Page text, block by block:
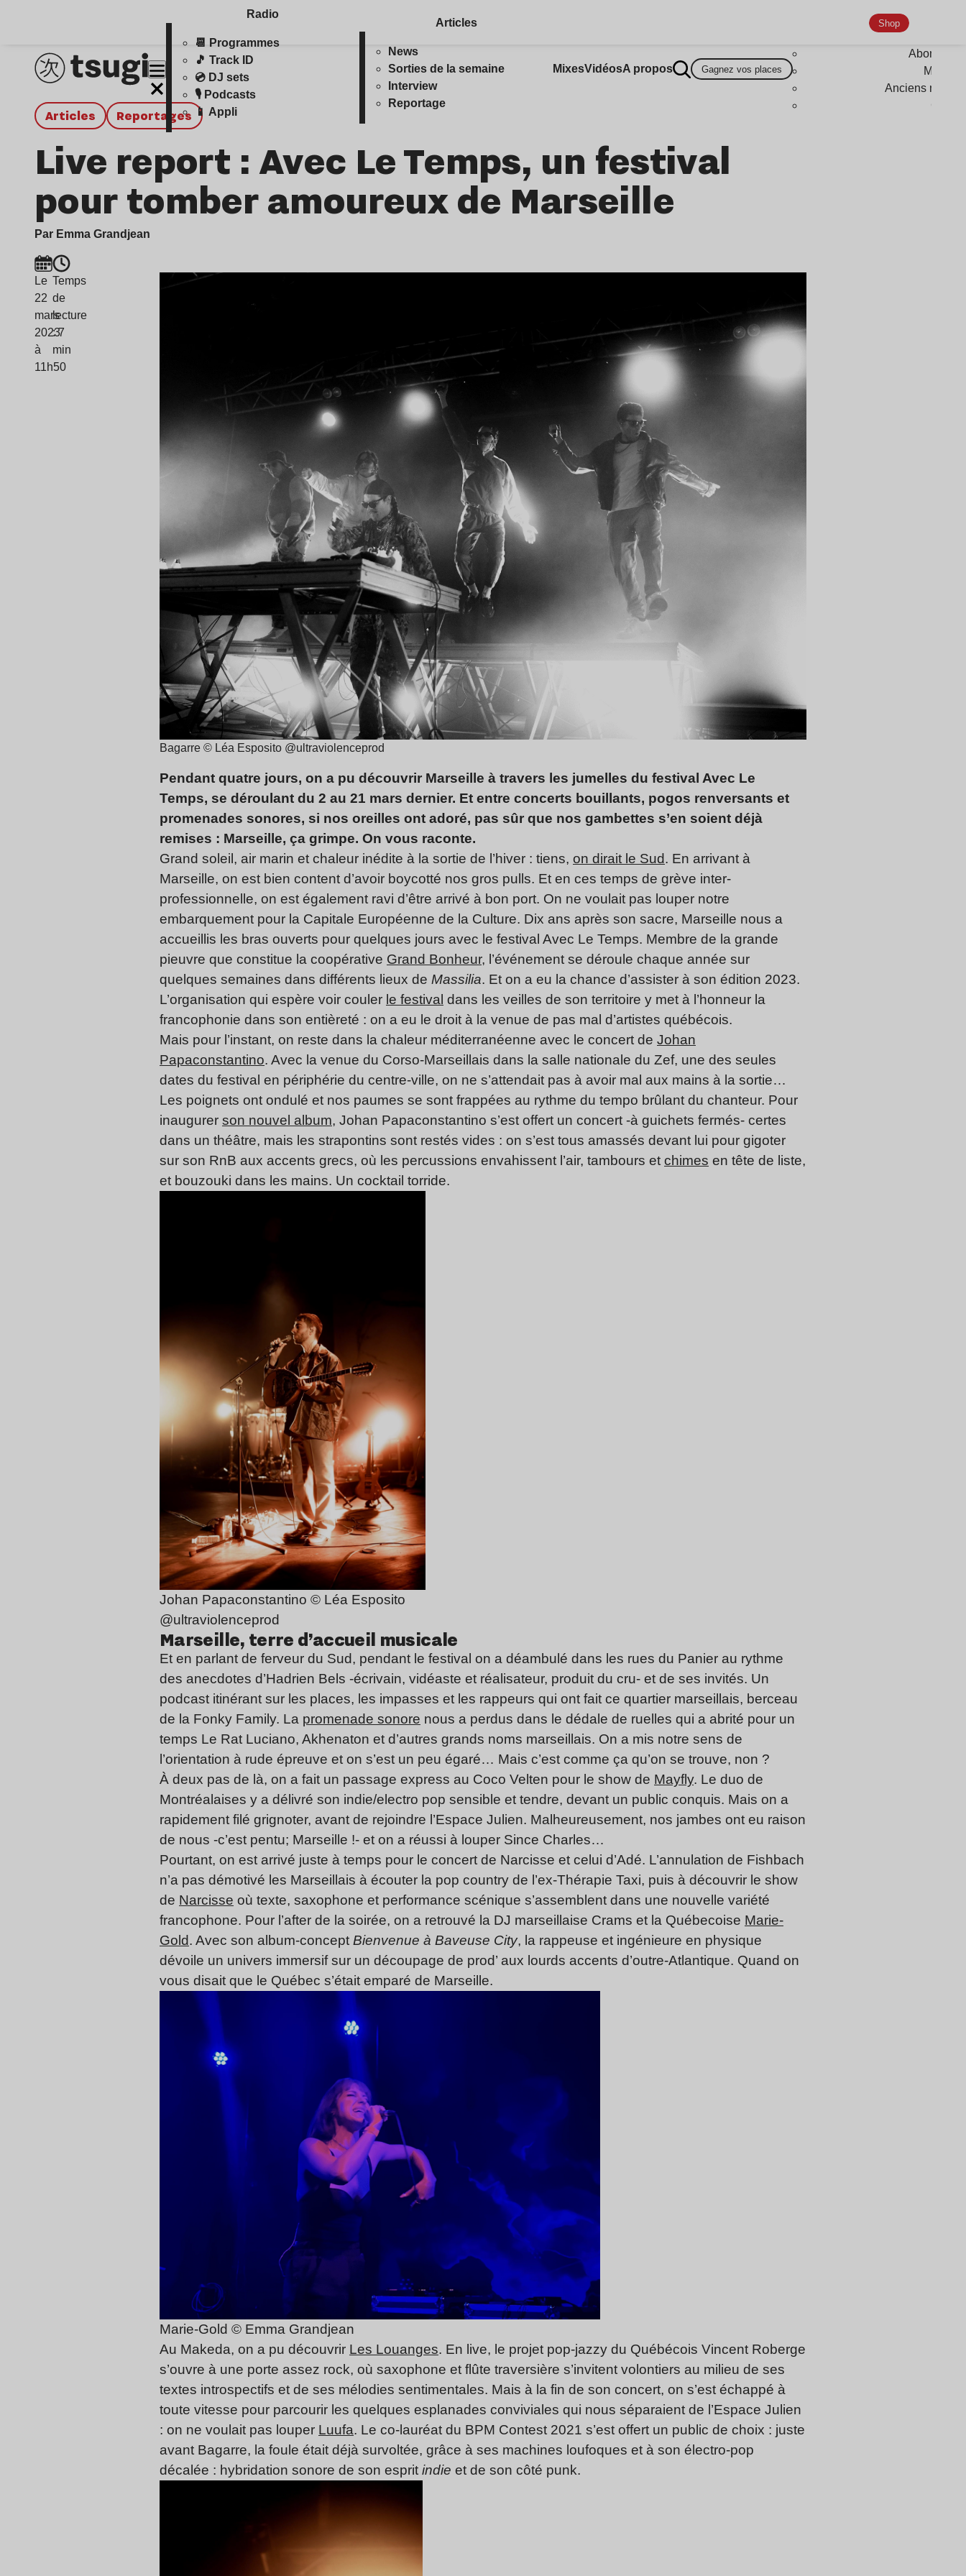
Radio
📆 Programmes
🎵 Track ID
💿 DJ sets
🎙️ Podcasts
📱 Appli
Articles
News
Sorties de la semaine
Interview
Reportage
MixesVidéosA propos Gagnez vos places
Shop
Anciens
Articles Reportages
Live report : Avec Le Temps, un festival
pour tomber amoureux de Marseille
Par Emma Grandjean
Le
22
mars
2023
à
11h50
Temps
de
lecture
: 7
min
Bagarre © Léa Esposito @ultraviolenceprod
Pendant quatre jours, on a pu découvrir Marseille à travers les jumelles du festival Avec Le
Temps, se déroulant du 2 au 21 mars dernier. Et entre concerts bouillants, pogos renversants et
promenades sonores, si nos oreilles ont adoré, pas sûr que nos gambettes s’en soient déjà
remises : Marseille, ça grimpe. On vous raconte.
Grand soleil, air marin et chaleur inédite à la sortie de l’hiver : tiens, on dirait le Sud. En arrivant à
Marseille, on est bien content d’avoir boycotté nos gros pulls. Et en ces temps de grève inter-
professionnelle, on est également ravi d’être arrivé à bon port. On ne voulait pas louper notre
embarquement pour la Capitale Européenne de la Culture. Dix ans après son sacre, Marseille nous a
accueillis les bras ouverts pour quelques jours avec le festival Avec Le Temps. Membre de la grande
pieuvre que constitue la coopérative Grand Bonheur, l’événement se déroule chaque année sur
quelques semaines dans différents lieux de Massilia. Et on a eu la chance d’assister à son édition 2023.
L’organisation qui espère voir couler le festival dans les veilles de son territoire y met à l’honneur la
francophonie dans son entièreté : on a eu le droit à la venue de pas mal d’artistes québécois.
Mais pour l’instant, on reste dans la chaleur méditerranéenne avec le concert de Johan
Papaconstantino. Avec la venue du Corso-Marseillais dans la salle nationale du Zef, une des seules
dates du festival en périphérie du centre-ville, on ne s’attendait pas à avoir mal aux mains à la sortie…
Les poignets ont ondulé et nos paumes se sont frappées au rythme du tempo brûlant du chanteur. Pour
inaugurer son nouvel album, Johan Papaconstantino s’est offert un concert -à guichets fermés- certes
dans un théâtre, mais les strapontins sont restés vides : on s’est tous amassés devant lui pour gigoter
sur son RnB aux accents grecs, où les percussions envahissent l’air, tambours et chimes en tête de liste,
et bouzouki dans les mains. Un cocktail torride.
Johan Papaconstantino © Léa Esposito
@ultraviolenceprod
Marseille, terre d’accueil musicale
Et en parlant de ferveur du Sud, pendant le festival on a déambulé dans les rues du Panier au rythme
des anecdotes d’Hadrien Bels -écrivain, vidéaste et réalisateur, produit du cru- et de ses invités. Un
podcast itinérant sur les places, les impasses et les rappeurs qui ont fait ce quartier marseillais, berceau
de la Fonky Family. La promenade sonore nous a perdus dans le dédale de ruelles qui a abrité pour un
temps Le Rat Luciano, Akhenaton et d’autres grands noms marseillais. On a mis notre sens de
l’orientation à rude épreuve et on s’est un peu égaré… Mais c’est comme ça qu’on se trouve, non ?
À deux pas de là, on a fait un passage express au Coco Velten pour le show de Mayfly. Le duo de
Montréalaises y a délivré son indie/electro pop sensible et tendre, devant un public conquis. Mais on a
rapidement filé grignoter, avant de rejoindre l’Espace Julien. Malheureusement, nos jambes ont eu raison
de nous -c’est pentu; Marseille !- et on a réussi à louper Since Charles…
Pourtant, on est arrivé juste à temps pour le concert de Narcisse et celui d’Adé. L’annulation de Fishbach
n’a pas démotivé les Marseillais à écouter la pop country de l’ex-Thérapie Taxi, puis à découvrir le show
de Narcisse où texte, saxophone et performance scénique s’assemblent dans une nouvelle variété
francophone. Pour l’after de la soirée, on a retrouvé la DJ marseillaise Crams et la Québecoise Marie-
Gold. Avec son album-concept Bienvenue à Baveuse City, la rappeuse et ingénieure en physique
dévoile un univers immersif sur un découpage de prod’ aux lourds accents d’outre-Atlantique. Quand on
vous disait que le Québec s’était emparé de Marseille.
Marie-Gold © Emma Grandjean
Au Makeda, on a pu découvrir Les Louanges. En live, le projet pop-jazzy du Québécois Vincent Roberge
s’ouvre à une porte assez rock, où saxophone et flûte traversière s’invitent volontiers au milieu de ses
textes introspectifs et de ses mélodies sentimentales. Mais à la fin de son concert, on s’est échappé à
toute vitesse pour parcourir les quelques esplanades conviviales qui nous séparaient de l’Espace Julien
: on ne voulait pas louper Luufa. Le co-lauréat du BPM Contest 2021 s’est offert un public de choix : juste
avant Bagarre, la foule était déjà survoltée, grâce à ses machines loufoques et à son électro-pop
décalée : hybridation sonore de son esprit indie et de son côté punk.